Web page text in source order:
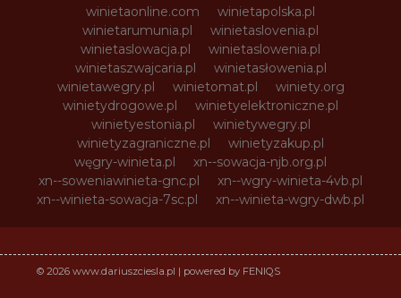
winietaonline.com
winietapolska.pl
winietarumunia.pl
winietaslovenia.pl
winietaslowacja.pl
winietaslowenia.pl
winietaszwajcaria.pl
winietasłowenia.pl
winietawegry.pl
winietomat.pl
winiety.org
winietydrogowe.pl
winietyelektroniczne.pl
winietyestonia.pl
winietywegry.pl
winietyzagraniczne.pl
winietyzakup.pl
węgry-winieta.pl
xn--sowacja-njb.org.pl
xn--soweniawinieta-gnc.pl
xn--wgry-winieta-4vb.pl
xn--winieta-sowacja-7sc.pl
xn--winieta-wgry-dwb.pl
© 2026 www.dariuszciesla.pl | powered by FENIQS